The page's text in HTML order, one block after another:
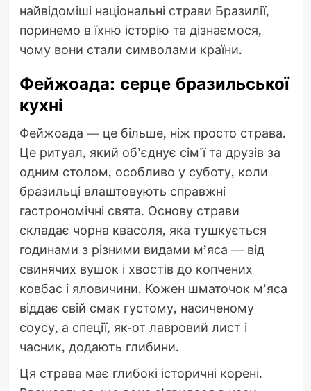
найвідоміші національні страви Бразилії,
поринемо в їхню історію та дізнаємося,
чому вони стали символами країни.
Фейжоада: серце бразильської
кухні
Фейжоада — це більше, ніж просто страва.
Це ритуал, який об’єднує сім’ї та друзів за
одним столом, особливо у суботу, коли
бразильці влаштовують справжні
гастрономічні свята. Основу страви
складає чорна квасоля, яка тушкується
годинами з різними видами м’яса — від
свинячих вушок і хвостів до копчених
ковбас і яловичини. Кожен шматочок м’яса
віддає свій смак густому, насиченому
соусу, а спеції, як-от лавровий лист і
часник, додають глибини.
Ця страва має глибокі історичні корені.